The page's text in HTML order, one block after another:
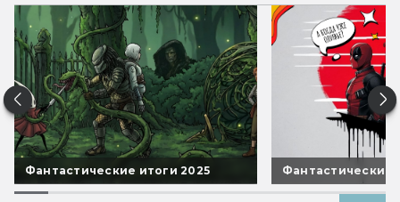
Фантастические итоги 2025 Фантастические